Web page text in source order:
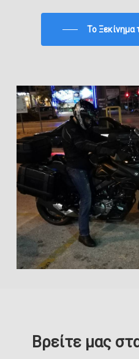
To Ξεκίνημα
Βρείτε μας